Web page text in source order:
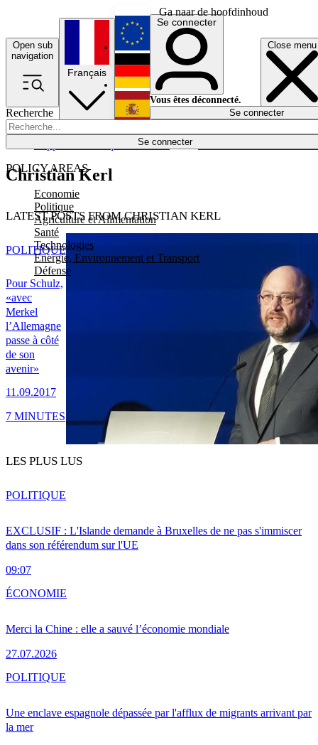
Ga naar de hoofdinhoud
Open sub
navigation
Close menu
Recherche
Se connecter
POLICY AREAS
Economie
Politique
Agriculture et Alimentation
Santé
Technologies
Energie, Environnement et Transport
Défense
Économie
Français
English
Deutsch
Español
Se connecter
Vous êtes déconnecté.
Se connecter
Christian Kerl
LATEST POSTS FROM CHRISTIAN KERL
Pour Schulz,
«avec
Merkel
l’Allemagne
passe à côté
de son
avenir»
11.09.2017
POLITIQUE
7 MINUTES
LES PLUS LUS
EXCLUSIF : L'Islande demande à Bruxelles de ne pas s'immiscer
dans son référendum sur l'UE
09:07
POLITIQUE
Merci la Chine : elle a sauvé l’économie mondiale
27.07.2026
ÉCONOMIE
Une enclave espagnole dépassée par l'afflux de migrants arrivant par
la mer
POLITIQUE